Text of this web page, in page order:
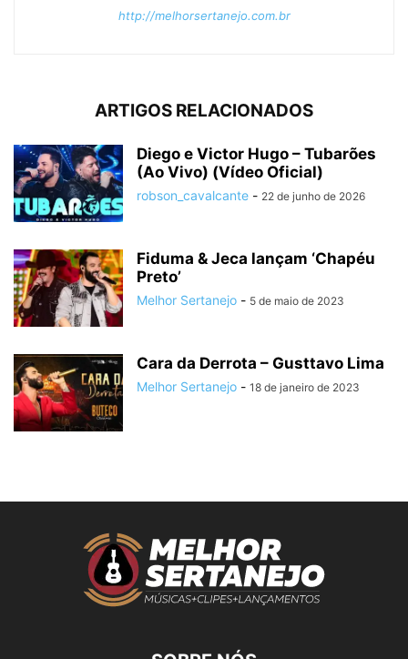
http://melhorsertanejo.com.br
ARTIGOS RELACIONADOS
Diego e Victor Hugo – Tubarões
(Ao Vivo) (Vídeo Oficial)
robson_cavalcante - 22 de junho de 2026
Fiduma & Jeca lançam ‘Chapéu
Preto’
Melhor Sertanejo - 5 de maio de 2023
Cara da Derrota – Gusttavo Lima
Melhor Sertanejo - 18 de janeiro de 2023